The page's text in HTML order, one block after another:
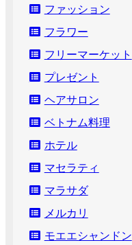
ファッション
フラワー
フリーマーケット
プレゼント
ヘアサロン
ベトナム料理
ホテル
マセラティ
マラサダ
メルカリ
モエエシャンドン